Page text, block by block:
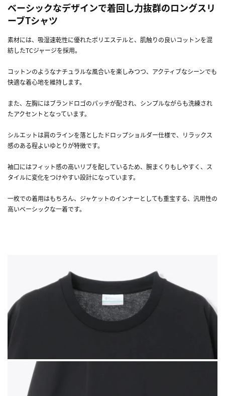
ベーシックなデザインで着回し力抜群のロングスリ
ーブTシャツ
素材には、吸湿速乾性に優れたポリエステルと、肌触りの良いコットンを混
紡したTCジャージを採用。
コットンのようなナチュラルな風合いを楽しみつつ、アクティブなシーンでも
快適な着心地を維持します。
また、左胸にはブランドロゴのパッチが配され、シンプルながらも洗練され
たアクセントとなっています。
シルエットは肩のラインを落としたドロップショルダー仕様で、リラックス
感のある程よいゆとりが特徴です。
袖口にはフィット感の高いリブを配しているため、腕まくりもしやすく、ス
タイルに変化をつけやすい設計になっています。
一枚での着用はもちろん、ジャケットのインナーとしても重宝する、汎用性の
高いベーシックな一着です。